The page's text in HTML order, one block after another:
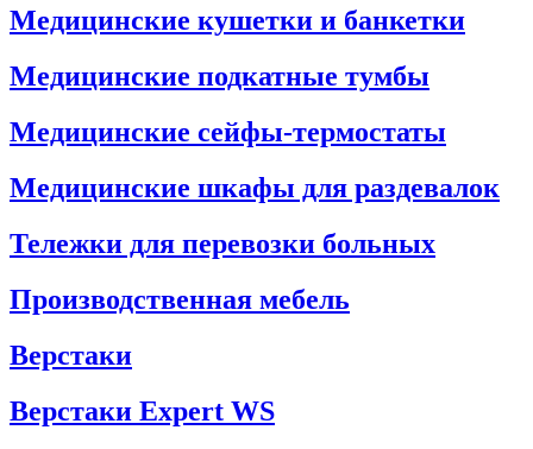
Медицинские кушетки и банкетки
Медицинские подкатные тумбы
Медицинские сейфы-термостаты
Медицинские шкафы для раздевалок
Тележки для перевозки больных
Производственная мебель
Верстаки
Верстаки Expert WS